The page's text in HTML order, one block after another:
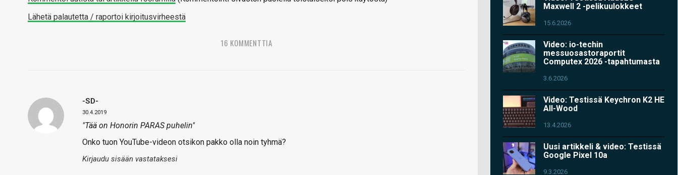
Lähetä palautetta / raportoi kirjoitusvirheestä
16 KOMMENTTIA
-SD-
30.4.2019
"Tää on Honorin PARAS puhelin"
Onko tuon YouTube-videon otsikon pakko olla noin tyhmä?
Kirjaudu sisään vastataksesi
Maxwell 2 -pelikuulokkeet
15.6.2026
Video: io-techin
messuosastoraportit
Computex 2026 -tapahtumasta
3.6.2026
Video: Testissä Keychron K2 HE
All-Wood
13.4.2026
Uusi artikkeli & video: Testissä
Google Pixel 10a
9.3.2026